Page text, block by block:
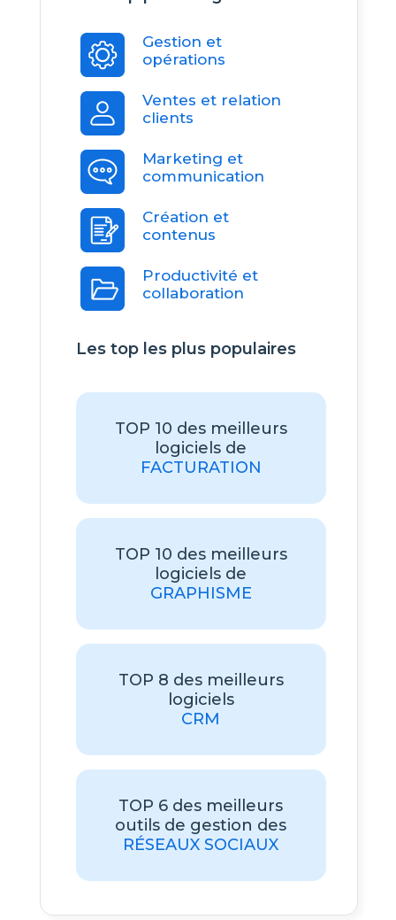
Gestion et
opérations
Ventes et relation
clients
Marketing et
communication
Création et
contenus
Productivité et
collaboration
Les top les plus populaires
TOP 10 des meilleurs
logiciels de
FACTURATION
TOP 10 des meilleurs
logiciels de
GRAPHISME
TOP 8 des meilleurs
logiciels
CRM
TOP 6 des meilleurs
outils de gestion des
RÉSEAUX SOCIAUX